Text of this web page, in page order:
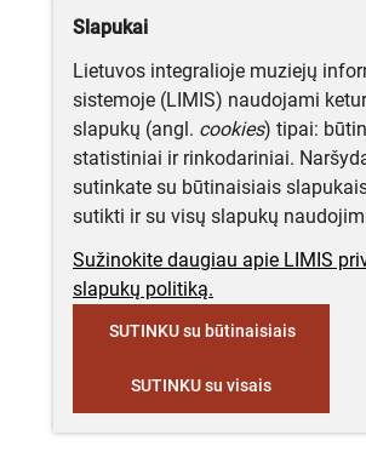
Slapukai
Lietuvos integralioje muziejų
sistemoje (LIMIS) naudojami
slapukų (angl. cookies) tipai:
statistiniai ir rinkodariniai.
sutinkate su būtinaisiais
sutikti ir su visų slapukų
Sužinokite daugiau apie LIMIS
slapukų politiką.
SUTINKU su būtinaisiais
SUTINKU su visais